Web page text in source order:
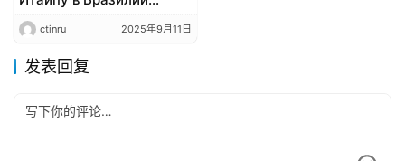
подписали меморандум
о взаимопонимании для
совместного освоения
рынка водорода в
ctinru 2025年9月11日
发表回复